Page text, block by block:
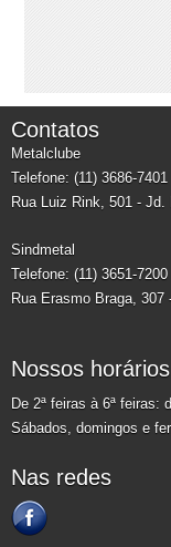
Contatos
Metalclube
Telefone: (11) 3686-7401
Rua Luiz Rink, 501 -
Sindmetal
Telefone: (11) 3651-7200
Rua Erasmo Braga,
Nossos horários
De 2ª feiras à 6ª feiras:
Sábados, domingos e
Nas redes